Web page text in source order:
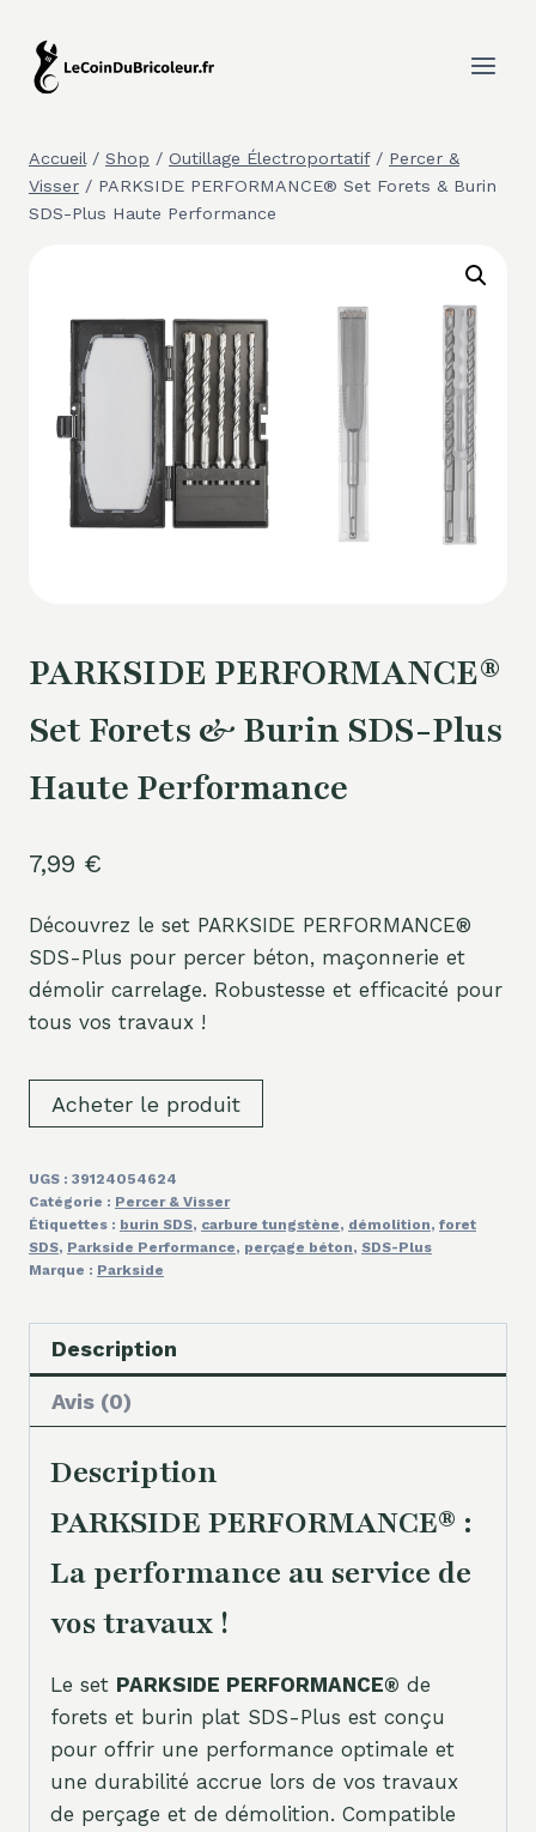
contenu
Accueil / Shop / Outillage Électroportatif / Percer &
Visser / PARKSIDE PERFORMANCE® Set Forets & Burin
SDS-Plus Haute Performance
PARKSIDE PERFORMANCE®
Set Forets & Burin SDS-Plus
Haute Performance
7,99 €
Découvrez le set PARKSIDE PERFORMANCE®
SDS-Plus pour percer béton, maçonnerie et
démolir carrelage. Robustesse et efficacité pour
tous vos travaux !
Acheter le produit
UGS : 39124054624
Catégorie : Percer & Visser
Étiquettes : burin SDS, carbure tungstène, démolition, foret
SDS, Parkside Performance, perçage béton, SDS-Plus
Marque : Parkside
Description
Avis (0)
Description
PARKSIDE PERFORMANCE® :
La performance au service de
vos travaux !
Le set PARKSIDE PERFORMANCE® de
forets et burin plat SDS-Plus est conçu
pour offrir une performance optimale et
une durabilité accrue lors de vos travaux
de perçage et de démolition. Compatible